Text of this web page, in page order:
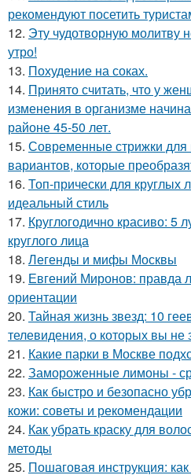
рекомендуют посетить
12. Эту чудотворную молитву
утро!
13. Похудение на соках.
14. Принято считать, что у
изменения в организме
районе 45-50 лет.
15. Современные стрижки
вариантов, которые
16. Топ-прически для круглых
идеальный стиль
17. Круглогодично красиво: 5
круглого лица
18. Легенды и мифы Москвы
19. Евгений Миронов: правда
ориентации
20. Тайная жизнь звезд: 10
телевидения, о которых вы не
21. Какие парки в Москве
22. Замороженные лимоны -
23. Как быстро и безопасно
кожи: советы и рекомендации
24. Как убрать краску для
методы
25. Пошаговая инструкция: